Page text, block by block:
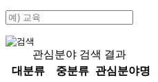
관심분야 검색 결과
대분류
중분류
관심분야명